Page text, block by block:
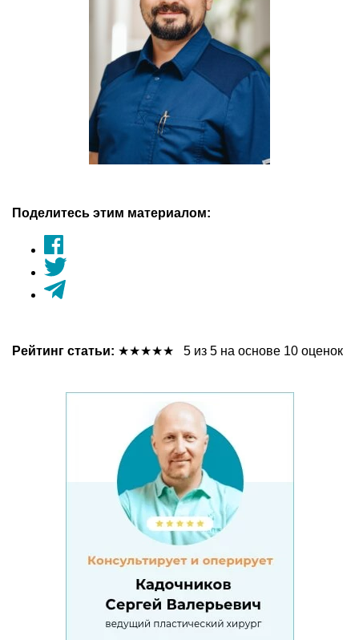
Поделитесь этим материалом:
Рейтинг статьи: ★★★★★ 5 из 5 на основе 10 оценок